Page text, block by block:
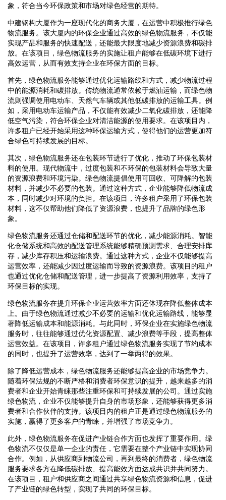
象，符合当今环保政策和市场对绿色经营的期待。
中建钢构大厦作为一座现代化的商务大厦，在运营中积极推行绿色
物流服务。该大厦内的环保企业通过高效的绿色物流服务，不仅能
实现产品和服务的快速配送，还能最大限度地减少资源浪费和碳排
放。在该项目，绿色物流服务的实施让租户能够在低碳环境下进行
高效运营，从而有效支持企业在环保方面的目标。
首先，绿色物流服务能够通过优化运输路线和方式，减少物流过程
中的能源消耗和碳排放。传统物流通常依赖于燃油运输，而绿色物
流则强调使用电动车、天然气车辆或其他低碳排放的运输工具。例
如，采用电动车运输产品，不仅能有效减少二氧化碳排放，还能降
低空气污染，符合环保企业对清洁能源的使用要求。在该项目内，
许多租户已经开始采用这种环保运输方式，使得他们的运营更加符
合绿色可持续发展的目标。
其次，绿色物流服务还在包装环节进行了优化，推动了环保包装材
料的使用。现代物流中，过度包装和不环保的包装材料会导致大量
的资源浪费和环境污染。绿色物流提倡使用可回收、可降解的包装
材料，并减少不必要的包装。通过这种方式，企业能够降低物流成
本，同时减少对环境的负担。在该项目，许多租户采用了环保包装
材料，这不仅帮助他们降低了资源浪费，也提升了品牌的绿色形
象。
绿色物流服务还通过仓储和配送环节的优化，减少能源消耗。智能
化仓储系统和高效的配送管理系统能够精确预测需求、合理安排库
存，减少库存积压和运输浪费。通过这种方式，企业不仅能够提高
运营效率，还能减少因过度运输而导致的资源浪费。该项目的租户
也通过优化仓储和配送管理，进一步提高了资源利用效率，支持了
环保目标的实现。
绿色物流服务在提升环保企业运营效率方面还体现在降低整体成本
上。由于绿色物流通过减少不必要的运输和优化运输路线，能够显
著降低运输成本和能源消耗。与此同时，环保企业在实施绿色物流
服务时，往往能够通过优化资源配置、减少浪费等手段，提高整体
运营效益。在该项目，许多租户通过绿色物流服务实现了节约成本
的同时，也提升了运营效率，达到了一举两得的效果。
除了降低运营成本，绿色物流服务还能够提高企业的市场竞争力。
随着环保法规的不断严格和消费者环保意识的提升，越来越多的消
费者和企业开始青睐那些注重环保和可持续发展的公司。通过实施
绿色物流，企业不仅能够提升自身的市场形象，还能够获得更多消
费者和合作伙伴的支持。该项目内的租户正是通过绿色物流服务的
实施，赢得了更多客户的青睐，并增强了市场竞争力。
此外，绿色物流服务在促进产业链合作方面也发挥了重要作用。绿
色物流不仅仅是单一企业的责任，它需要在整个产业链中实现协同
合作。例如，从供应商到物流公司，再到最终的消费者，绿色物流
服务要求各方在降低碳排放、提高能效方面达成共识并共同努力。
在该项目，租户和供应商之间通过共享绿色物流资源和信息，促进
了产业链的绿色转型，实现了共同的环保目标。